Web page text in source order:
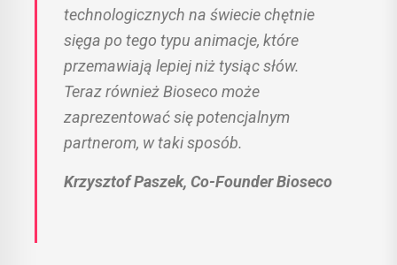
technologicznych na świecie chętnie
sięga po tego typu animacje, które
przemawiają lepiej niż tysiąc słów.
Teraz również Bioseco może
zaprezentować się potencjalnym
partnerom, w taki sposób.
Krzysztof Paszek, Co-Founder Bioseco